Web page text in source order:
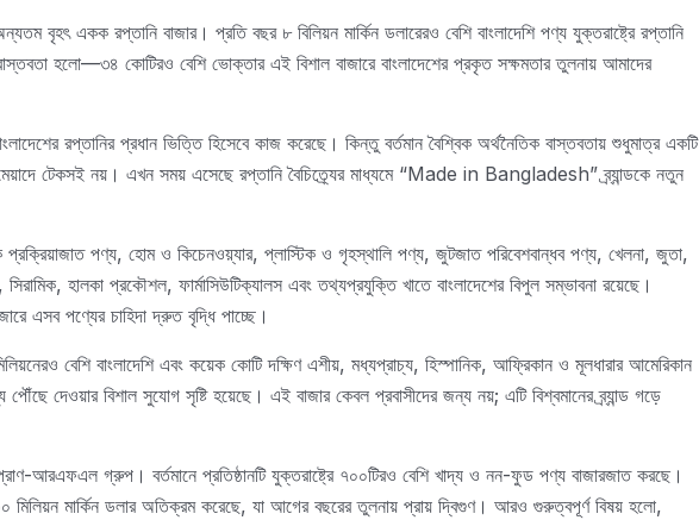
অন্যতম বৃহৎ একক রপ্তানি বাজার। প্রতি বছর ৮ বিলিয়ন মার্কিন ডলারেরও বেশি বাংলাদেশি পণ্য যুক্তরাষ্ট্রে রপ্তানি
হলো—৩৪ কোটিরও বেশি ভোক্তার এই বিশাল বাজারে বাংলাদেশের প্রকৃত সক্ষমতার তুলনায় আমাদের
রপ্তানির প্রধান ভিত্তি হিসেবে কাজ করেছে। কিন্তু বর্তমান বৈশ্বিক অর্থনৈতিক বাস্তবতায় শুধুমাত্র একটি
টেকসই নয়। এখন সময় এসেছে রপ্তানি বৈচিত্র্যের মাধ্যমে “Made in Bangladesh” ব্র্যান্ডকে নতুন
প্রক্রিয়াজাত পণ্য, হোম ও কিচেনওয়্যার, প্লাস্টিক ও গৃহস্থালি পণ্য, জুটজাত পরিবেশবান্ধব পণ্য, খেলনা, জুতা,
হালকা প্রকৌশল, ফার্মাসিউটিক্যালস এবং তথ্যপ্রযুক্তি খাতে বাংলাদেশের বিপুল সম্ভাবনা রয়েছে।
এসব পণ্যের চাহিদা দ্রুত বৃদ্ধি পাচ্ছে।
বেশি বাংলাদেশি এবং কয়েক কোটি দক্ষিণ এশীয়, মধ্যপ্রাচ্য, হিস্পানিক, আফ্রিকান ও মূলধারার আমেরিকান
পৌঁছে দেওয়ার বিশাল সুযোগ সৃষ্টি হয়েছে। এই বাজার কেবল প্রবাসীদের জন্য নয়; এটি বিশ্বমানের ব্র্যান্ড গড়ে
আরএফএল গ্রুপ। বর্তমানে প্রতিষ্ঠানটি যুক্তরাষ্ট্রে ৭০০টিরও বেশি খাদ্য ও নন-ফুড পণ্য বাজারজাত করছে।
মিলিয়ন মার্কিন ডলার অতিক্রম করেছে, যা আগের বছরের তুলনায় প্রায় দ্বিগুণ। আরও গুরুত্বপূর্ণ বিষয় হলো,